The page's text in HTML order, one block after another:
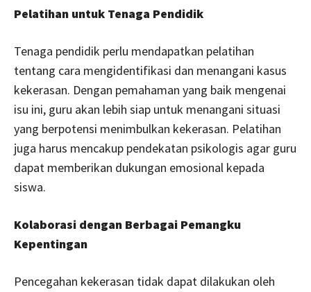
Pelatihan untuk Tenaga Pendidik
Tenaga pendidik perlu mendapatkan pelatihan
tentang cara mengidentifikasi dan menangani kasus
kekerasan. Dengan pemahaman yang baik mengenai
isu ini, guru akan lebih siap untuk menangani situasi
yang berpotensi menimbulkan kekerasan. Pelatihan
juga harus mencakup pendekatan psikologis agar guru
dapat memberikan dukungan emosional kepada
siswa.
Kolaborasi dengan Berbagai Pemangku
Kepentingan
Pencegahan kekerasan tidak dapat dilakukan oleh